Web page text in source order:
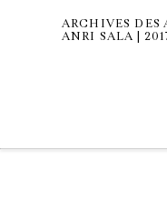
ARCHIVES DES
ANRI SALA |